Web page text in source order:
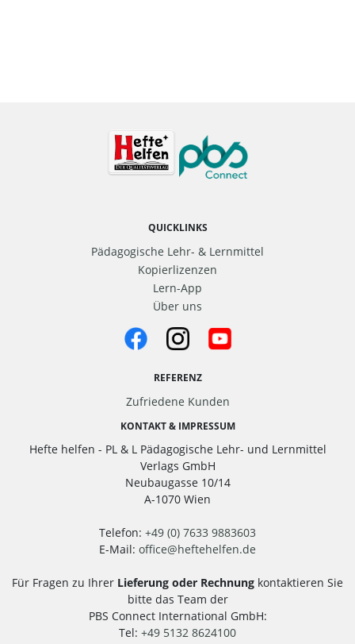
QUICKLINKS
Pädagogische Lehr- & Lernmittel
Kopierlizenzen
Lern-App
Über uns
REFERENZ
Zufriedene Kunden
KONTAKT & IMPRESSUM
Hefte helfen - PL & L Pädagogische Lehr- und Lernmittel
Verlags GmbH
Neubaugasse 10/14
A-1070 Wien
Telefon: +49 (0) 7633 9883603
E-Mail: office@heftehelfen.de
Für Fragen zu Ihrer Lieferung oder Rechnung kontaktieren Sie
bitte das Team der
PBS Connect International GmbH:
Tel: +49 5132 8624100